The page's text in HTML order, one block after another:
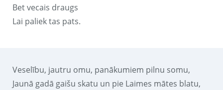
Bet vecais draugs
Lai paliek tas pats.
Veselību, jautru omu, panākumiem pilnu somu,
Jaunā gadā gaišu skatu un pie Laimes mātes blatu,